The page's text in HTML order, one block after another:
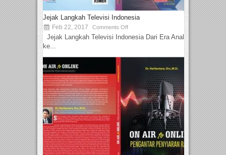
Jejak Langkah Televisi Indonesia
Feb 22, 2017 Comments Off
Jejak Langkah Televisi Indonesia Dari Era Analog
ke...